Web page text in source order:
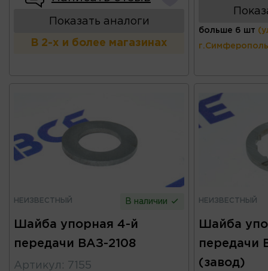
Показать аналоги
В 2-х и более магазинах
больше 6 шт
НЕИЗВЕСТНЫЙ В наличии
Шайба упорная 4-й
передачи ВАЗ-2108
Артикул :
7155
НЕИЗВЕСТНЫЙ
Шайба
передачи
(завод)